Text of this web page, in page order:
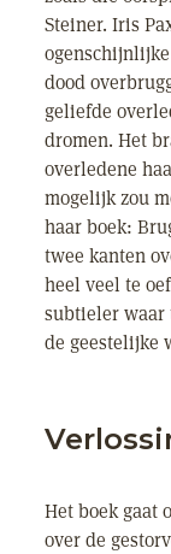
Steiner. Iris
dood
geliefde
dromen. Het
overledene
mogelijk zou
haar boek:
twee kanten
heel veel te
subtieler waar
de geestelijke
Het boek gaat
over de